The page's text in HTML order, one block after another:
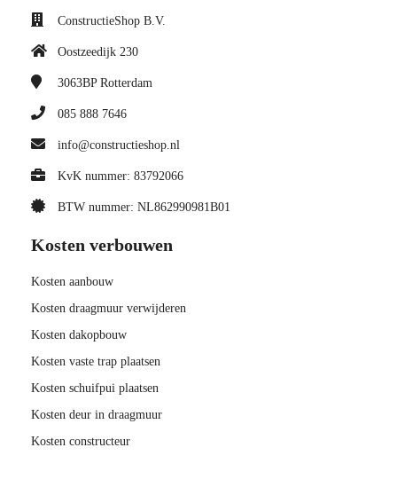
ConstructieShop B.V.
Oostzeedijk 230
3063BP Rotterdam
085 888 7646
info@constructieshop.nl
KvK nummer: 83792066
BTW nummer: NL862990981B01
Kosten verbouwen
Kosten aanbouw
Kosten draagmuur verwijderen
Kosten dakopbouw
Kosten vaste trap plaatsen
Kosten schuifpui plaatsen
Kosten deur in draagmuur
Kosten constructeur